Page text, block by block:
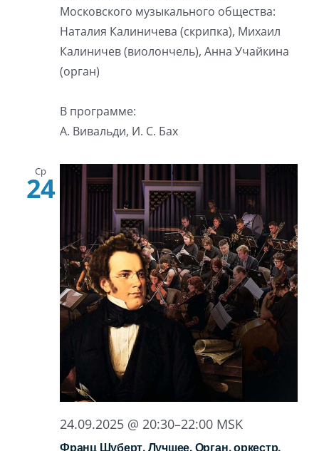
Московского музыкального общества:
Наталия Калиничева (скрипка), Михаил
Калиничев (виолончель), Анна Учайкина
(орган)
В программе:
А. Вивальди, И. С. Бах
Ср
24
24.09.2025 @ 20:30–22:00 MSK
Франц Шуберт. Лучшее. Орган, оркестр,